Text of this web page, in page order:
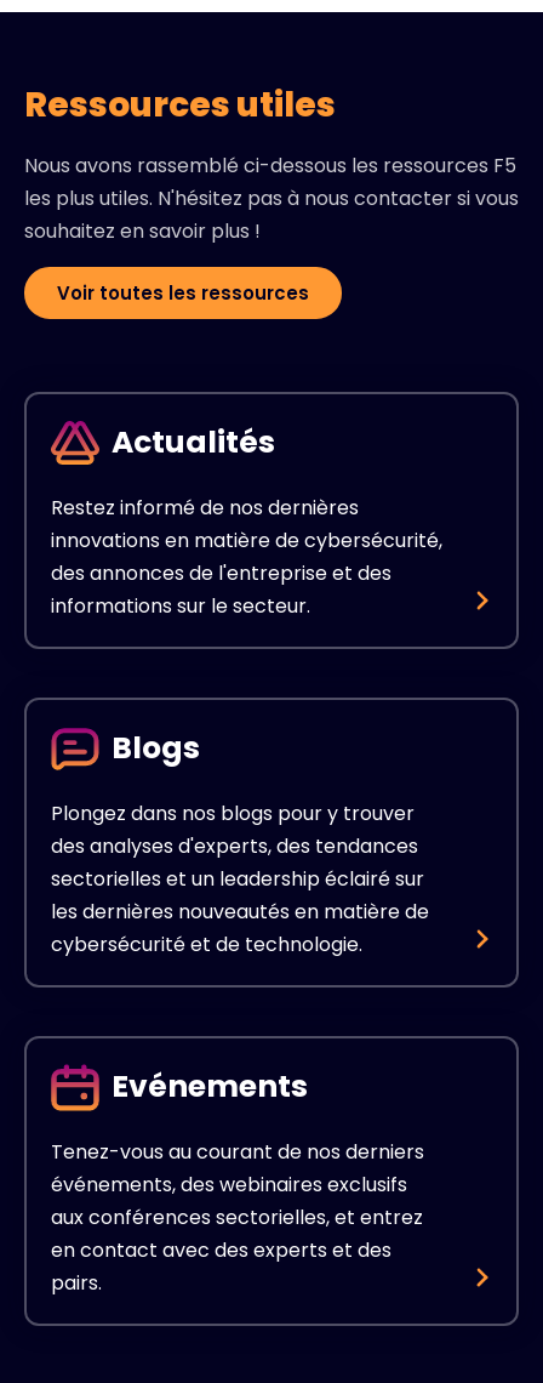
Ressources utiles
Nous avons rassemblé ci-dessous les ressources F5
les plus utiles. N'hésitez pas à nous contacter si vous
souhaitez en savoir plus !
Voir toutes les ressources
Actualités
Restez informé de nos dernières
innovations en matière de cybersécurité,
des annonces de l'entreprise et des
informations sur le secteur.
Blogs
Plongez dans nos blogs pour y trouver
des analyses d'experts, des tendances
sectorielles et un leadership éclairé sur
les dernières nouveautés en matière de
cybersécurité et de technologie.
Evénements
Tenez-vous au courant de nos derniers
événements, des webinaires exclusifs
aux conférences sectorielles, et entrez
en contact avec des experts et des
pairs.